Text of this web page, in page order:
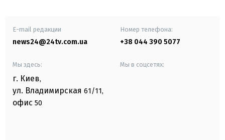
E-mail редакции
news24@24tv.com.ua
Номер телефона:
+38 044 390 5077
Мы здесь:
г. Киев,
ул. Владимирская 61/11,
офис 50
Мы в соцсетях: